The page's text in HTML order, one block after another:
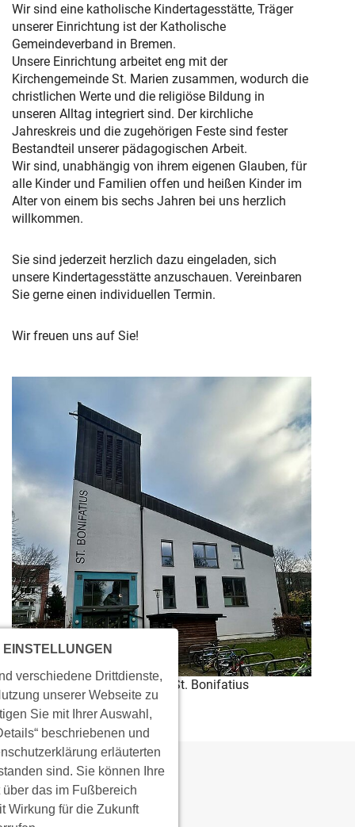
Wir sind eine katholische Kindertagesstätte, Träger
unserer Einrichtung ist der Katholische
Gemeindeverband in Bremen.
Unsere Einrichtung arbeitet eng mit der
Kirchengemeinde St. Marien zusammen, wodurch die
christlichen Werte und die religiöse Bildung in
unseren Alltag integriert sind. Der kirchliche
Jahreskreis und die zugehörigen Feste sind fester
Bestandteil unserer pädagogischen Arbeit.
Wir sind, unabhängig von ihrem eigenen Glauben, für
alle Kinder und Familien offen und heißen Kinder im
Alter von einem bis sechs Jahren bei uns herzlich
willkommen.
Sie sind jederzeit herzlich dazu eingeladen, sich
unsere Kindertagesstätte anzuschauen. Vereinbaren
Sie gerne einen individuellen Termin.
Wir freuen uns auf Sie!
Foto: Lisa Böhm, Kitaleitung St. Bonifatius
KONTAKT
verschiedene Drittdienste,
unserer Webseite zu
Sie mit Ihrer Auswahl,
beschriebenen und
erläuterten
sind. Sie können Ihre
das im Fußbereich
Wirkung für die Zukunft